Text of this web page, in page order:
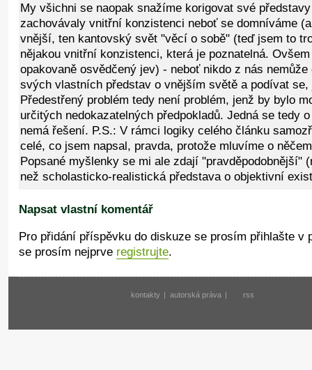
My všichni se naopak snažíme korigovat své
zachovávaly vnitřní konzistenci neboť se domníváme
vnější, ten kantovský svět "věcí o sobě" (teď jsem to
nějakou vnitřní konzistenci, která je poznatelná.
opakovaně osvědčený jev) - neboť nikdo z nás
svých vlastních představ o vnějším světě a podívat
Předestřený problém tedy není problém, jenž by bylo
určitých nedokazatelných předpokladů. Jedná se tedy
nemá řešení. P.S.: V rámci logiky celého článku
celé, co jsem napsal, pravda, protože mluvíme o
Popsané myšlenky se mi ale zdají "pravděpodobnější"
než scholasticko-realistická představa o objektivní
Napsat vlastní komentář
Pro přidání příspěvku do diskuze se prosím přihlašte v
se prosím nejprve registrujte.
kontakty | autorská práva | rss